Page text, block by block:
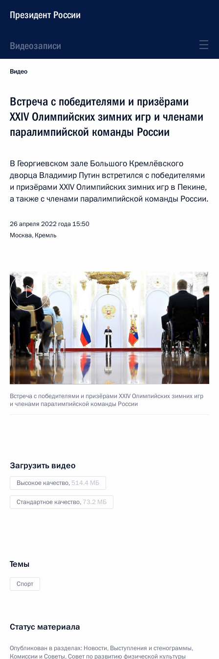
Президент России
Видеозаписи
Видео
Встреча с победителями и призёрами
XXIV Олимпийских зимних игр и членами
паралимпийской команды России
В Георгиевском зале Большого Кремлёвского
дворца Владимир Путин встретился с победителями
и призёрами XXIV Олимпийских зимних игр в Пекине,
а также с членами паралимпийской команды России.
26 апреля 2022 года 15:50
Москва, Кремль
Встреча с победителями и призёрами XXIV Олимпийских зимних игр
и членами паралимпийской команды России
Загрузить видео
Высокое качество, 514.4 МБ
Стандартное качество, 73.2 МБ
Темы
Спорт
Статус материала
Опубликован в разделах: Новости, Выступления и стенограммы,
Комиссии и Советы,Совет по развитию физической культуры